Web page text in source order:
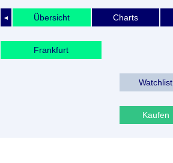
◄ Übersicht Charts
Frankfurt
Watchlist
Kaufen